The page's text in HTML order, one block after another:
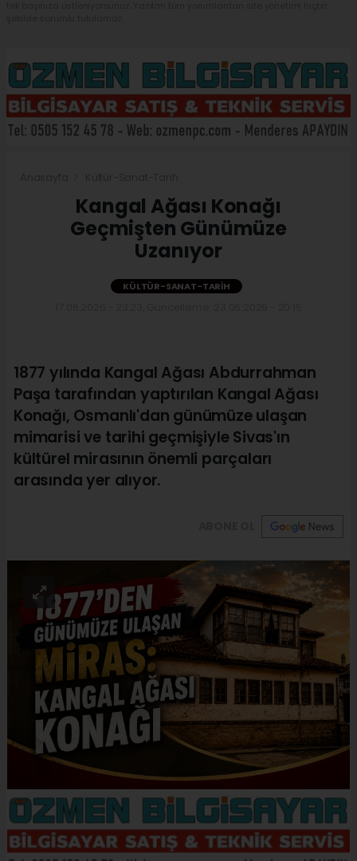
Kangal Ağası Konağı
Geçmişten Günümüze
Uzanıyor
KÜLTÜR-SANAT-TARIH
1877 yılında Kangal Ağası Abdurrahman
Paşa tarafından yaptırılan Kangal Ağası
Konağı, Osmanlı'dan günümüze ulaşan
mimarisi ve tarihi geçmişiyle Sivas'ın
kültürel mirasının önemli parçaları
arasında yer alıyor.